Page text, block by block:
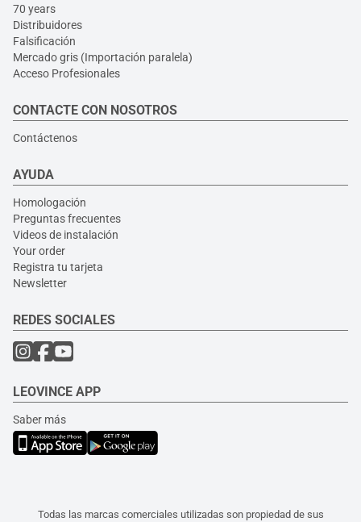
70 years
Distribuidores
Falsificación
Mercado gris (Importación paralela)
Acceso Profesionales
CONTACTE CON NOSOTROS
Contáctenos
AYUDA
Homologación
Preguntas frecuentes
Videos de instalación
Your order
Registra tu tarjeta
Newsletter
REDES SOCIALES
LEOVINCE APP
Saber más
Todas las marcas comerciales utilizadas son propiedad de sus